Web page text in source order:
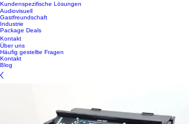
Kundenspezifische Lösungen
Audiovisuell
Gastfreundschaft
Industrie
Package Deals
Kontakt
Über uns
Häufig gestellte Fragen
Kontakt
Blog